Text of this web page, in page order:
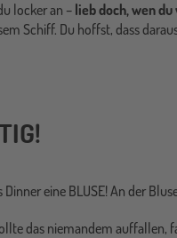
locker an – lieb doch, wen
Schiff. Du hoffst, dass
eine BLUSE! An der
das niemandem auffallen,